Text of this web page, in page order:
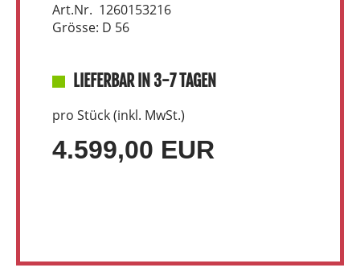
Art.Nr. 1260153216
Grösse: D 56
LIEFERBAR IN 3-7 TAGEN
pro Stück (inkl. MwSt.)
4.599,00 EUR